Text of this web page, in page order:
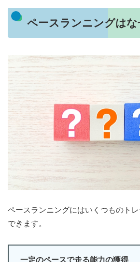
ペースランニングはな
ペースランニングにはいくつものト
できます。
一定のペースで走る能力の獲得